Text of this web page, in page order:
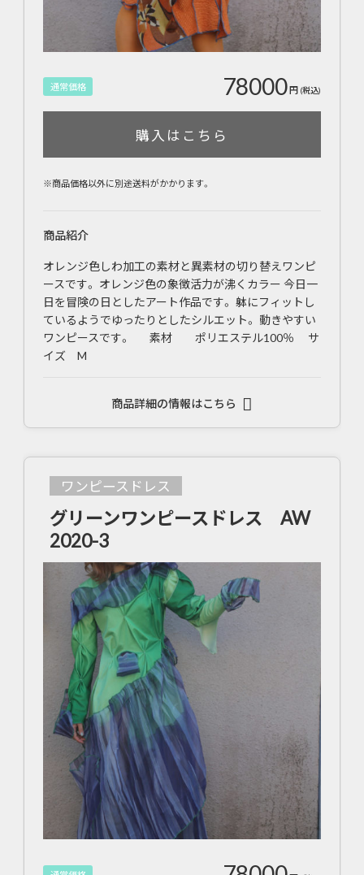
通常価格 78000円 (税込)
購入はこちら
※商品価格以外に別途送料がかかります。
商品紹介
オレンジ色しわ加工の素材と異素材の切り替えワンピ
ースです。 オレンジ色の象徴活力が沸くカラー 今日一
日を冒険の日としたアート作品です。 躰にフィットし
ているようでゆったりとしたシルエット。 動きやすい
ワンピースです。 素材 ポリエステル100％ サ
イズ M
商品詳細の情報はこちら
ワンピースドレス
グリーンワンピースドレス AW
2020-3